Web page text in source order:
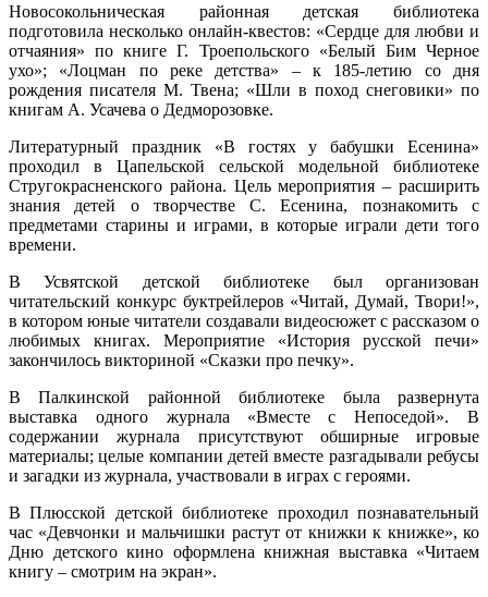
Новосокольническая районная детская библиотека
подготовила несколько онлайн-квестов: «Сердце для любви и
отчаяния» по книге Г. Троепольского «Белый Бим Черное
ухо»; «Лоцман по реке детства» – к 185-летию со дня
рождения писателя М. Твена; «Шли в поход снеговики» по
книгам А. Усачева о Дедморозовке.
Литературный праздник «В гостях у бабушки Есенина»
проходил в Цапельской сельской модельной библиотеке
Стругокрасненского района. Цель мероприятия – расширить
знания детей о творчестве С. Есенина, познакомить с
предметами старины и играми, в которые играли дети того
времени.
В Усвятской детской библиотеке был организован
читательский конкурс буктрейлеров «Читай, Думай, Твори!»,
в котором юные читатели создавали видеосюжет с рассказом о
любимых книгах. Мероприятие «История русской печи»
закончилось викториной «Сказки про печку».
В Палкинской районной библиотеке была развернута
выставка одного журнала «Вместе с Непоседой». В
содержании журнала присутствуют обширные игровые
материалы; целые компании детей вместе разгадывали ребусы
и загадки из журнала, участвовали в играх с героями.
В Плюсской детской библиотеке проходил познавательный
час «Девчонки и мальчишки растут от книжки к книжке», ко
Дню детского кино оформлена книжная выставка «Читаем
книгу – смотрим на экран».